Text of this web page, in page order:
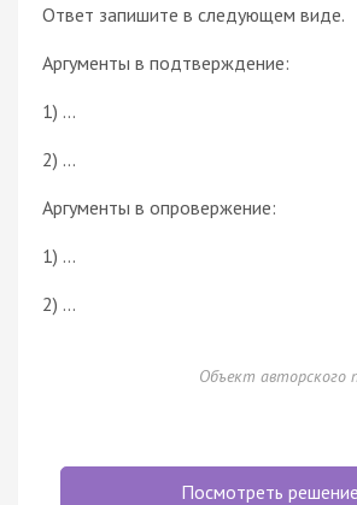
Ответ запишите в следующем виде.
Аргументы в подтверждение:
1) …
2) …
Аргументы в опровержение:
1) …
2) …
Объект авторского
Посмотреть решение